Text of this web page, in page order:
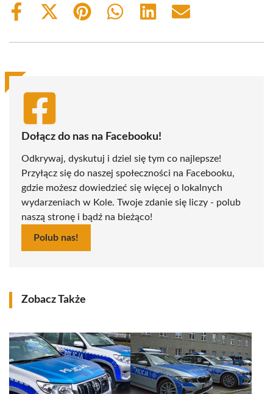
Share
Share
(Twitter)
Share
Share
Share
Share
Dołącz do nas na Facebooku!
Odkrywaj, dyskutuj i dziel się tym co najlepsze!
Przyłącz się do naszej społeczności na Facebooku,
gdzie możesz dowiedzieć się więcej o lokalnych
wydarzeniach w Kole. Twoje zdanie się liczy - polub
naszą stronę i bądź na bieżąco!
Polub nas!
Zobacz Także